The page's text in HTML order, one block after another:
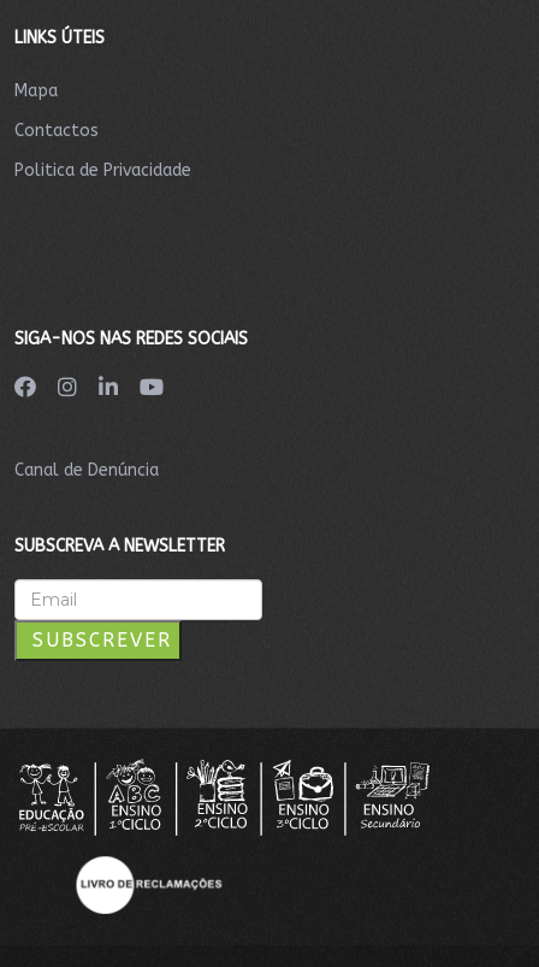
LINKS ÚTEIS
Mapa
Contactos
Politica de Privacidade
SIGA-NOS NAS REDES SOCIAIS
Canal de Denúncia
SUBSCREVA A NEWSLETTER
SUBSCREVER